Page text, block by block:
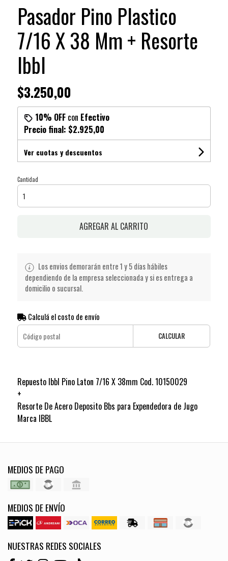
Pasador Pino Plastico
7/16 X 38 Mm + Resorte
Ibbl
$3.250,00
10% OFFcon Efectivo
Precio final: $2.925,00
Ver cuotas y descuentos
Cantidad
AGREGAR AL CARRITO
Los envios demorarán entre 1 y 5 días hábiles
dependiendo de la empresa seleccionada y si es entrega a
domicilio o sucursal.
Calculá el costo de envío
CALCULAR
Repuesto Ibbl Pino Laton 7/16 X 38mm Cod. 10150029
+
Resorte De Acero Deposito Bbs para Expendedora de Jugo
Marca IBBL
MEDIOS DE PAGO
MEDIOS DE ENVÍO
NUESTRAS REDES SOCIALES